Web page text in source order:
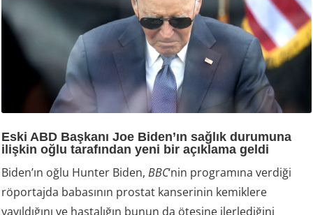
Eski ABD Başkanı Joe Biden’ın sağlık durumuna
ilişkin oğlu tarafından yeni bir açıklama geldi
Biden’ın oğlu Hunter Biden,BBC‘nin programına verdiği
röportajda babasının prostat kanserinin kemiklere
yayıldığını ve hastalığın bunun da ötesine ilerlediğini